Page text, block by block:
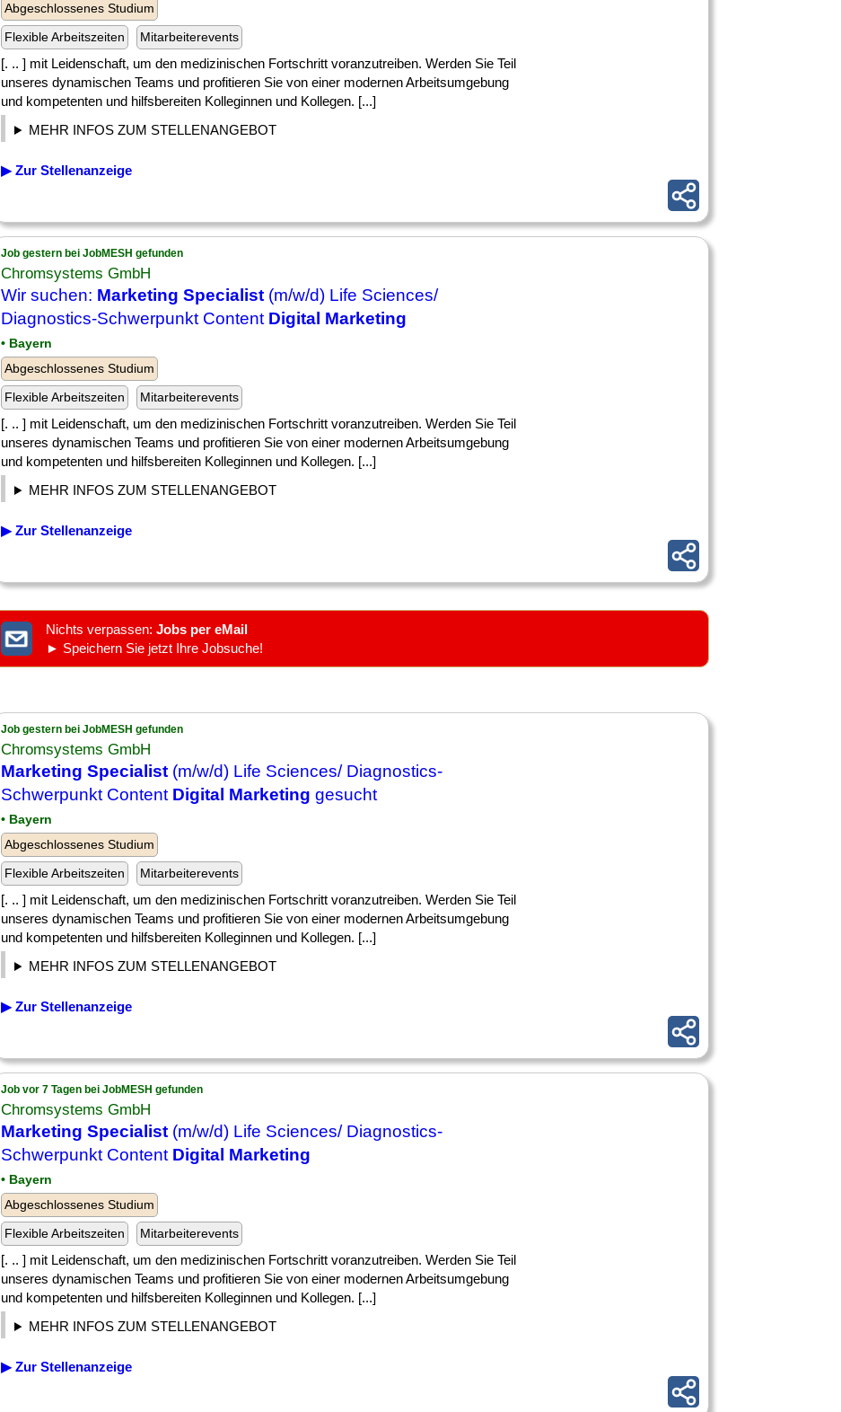
Abgeschlossenes Studium
Flexible Arbeitszeiten
Mitarbeiterevents
[. .. ] mit Leidenschaft, um den medizinischen Fortschritt voranzutreiben. Werden Sie Teil
unseres dynamischen Teams und profitieren Sie von einer modernen Arbeitsumgebung
und kompetenten und hilfsbereiten Kolleginnen und Kollegen. [...]
MEHR INFOS ZUM STELLENANGEBOT
▶ Zur Stellenanzeige
Job gestern bei JobMESH gefunden
Chromsystems GmbH
Wir suchen: Marketing Specialist (m/w/d) Life Sciences/
Diagnostics-Schwerpunkt Content Digital Marketing
• Bayern
Abgeschlossenes Studium
Flexible Arbeitszeiten
Mitarbeiterevents
[. .. ] mit Leidenschaft, um den medizinischen Fortschritt voranzutreiben. Werden Sie Teil
unseres dynamischen Teams und profitieren Sie von einer modernen Arbeitsumgebung
und kompetenten und hilfsbereiten Kolleginnen und Kollegen. [...]
MEHR INFOS ZUM STELLENANGEBOT
▶ Zur Stellenanzeige
Nichts verpassen: Jobs per eMail
► Speichern Sie jetzt Ihre Jobsuche!
Job gestern bei JobMESH gefunden
Chromsystems GmbH
Marketing Specialist (m/w/d) Life Sciences/ Diagnostics-
Schwerpunkt Content Digital Marketing gesucht
• Bayern
Abgeschlossenes Studium
Flexible Arbeitszeiten
Mitarbeiterevents
[. .. ] mit Leidenschaft, um den medizinischen Fortschritt voranzutreiben. Werden Sie Teil
unseres dynamischen Teams und profitieren Sie von einer modernen Arbeitsumgebung
und kompetenten und hilfsbereiten Kolleginnen und Kollegen. [...]
MEHR INFOS ZUM STELLENANGEBOT
▶ Zur Stellenanzeige
Job vor 7 Tagen bei JobMESH gefunden
Chromsystems GmbH
Marketing Specialist (m/w/d) Life Sciences/ Diagnostics-
Schwerpunkt Content Digital Marketing
• Bayern
Abgeschlossenes Studium
Flexible Arbeitszeiten
Mitarbeiterevents
[. .. ] mit Leidenschaft, um den medizinischen Fortschritt voranzutreiben. Werden Sie Teil
unseres dynamischen Teams und profitieren Sie von einer modernen Arbeitsumgebung
und kompetenten und hilfsbereiten Kolleginnen und Kollegen. [...]
MEHR INFOS ZUM STELLENANGEBOT
▶ Zur Stellenanzeige